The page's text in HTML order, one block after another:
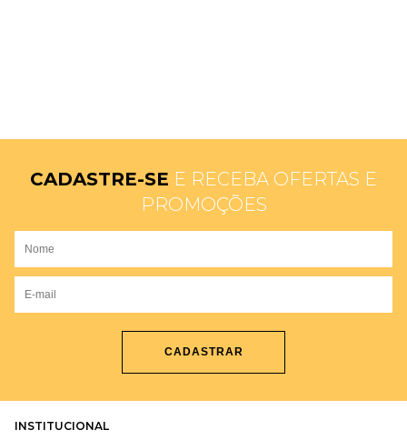
CADASTRE-SE E RECEBA OFERTAS E
PROMOÇÕES
CADASTRAR
INSTITUCIONAL